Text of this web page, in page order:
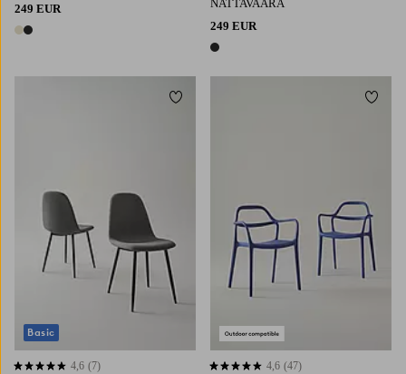
249 EUR
2 värejä
NATTAVAARA
249 EUR
1 väri
4,6 perustuen 7 arvosanaan
4,6 (7)
Basic
Lisää suosikkeihin
4,6 perustuen 47 arvosanaan
4,6 (47)
Lisää